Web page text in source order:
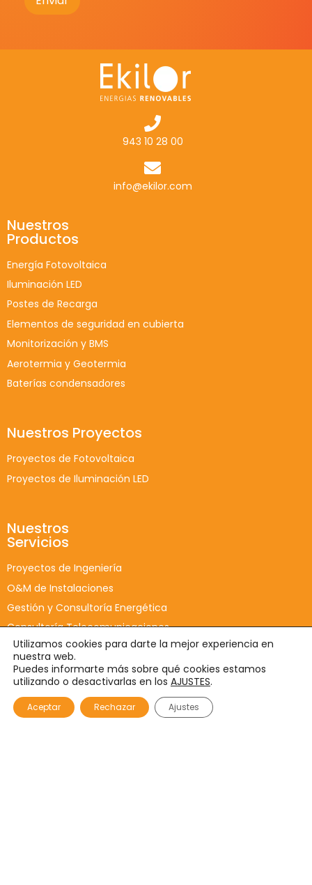
943 10 28 00
info@ekilor.com
Nuestros
Productos
Energía Fotovoltaica
Iluminación LED
Postes de Recarga
Elementos de seguridad en cubierta
Monitorización y BMS
Aerotermia y Geotermia
Baterías condensadores
Nuestros Proyectos
Proyectos de Fotovoltaica
Proyectos de Iluminación LED
Nuestros
Servicios
Proyectos de Ingeniería
O&M de Instalaciones
Gestión y Consultoría Energética
Consultoría Telecomunicaciones
Reportaje Fotográfico
Sobre
Nosotros
Utilizamos cookies para darte la mejor experiencia en
nuestra web.
Puedes informarte más sobre qué cookies estamos
utilizando o desactivarlas en los AJUSTES.
Aceptar Rechazar Ajustes